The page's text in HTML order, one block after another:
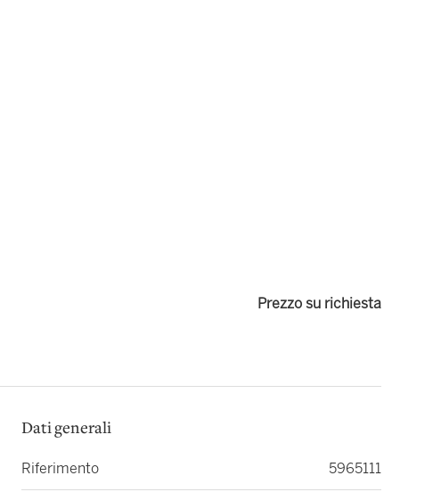
Prezzo su richiesta
Dati generali
Riferimento 5965111